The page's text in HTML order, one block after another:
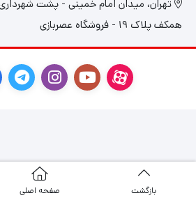
تهران، میدان امام خمینی - پشت شهرداری
همکف پلاک 19 - فروشگاه عصربازی
بازگشت صفحه اصلی